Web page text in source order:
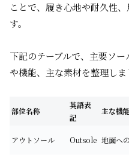
ことで、履き心地や耐久性
す。
下記のテーブルで、主要ソ
や機能、主な素材を整理しま
部位名称
英語表
記
主な機能
アウトソール Outsole 地面へ